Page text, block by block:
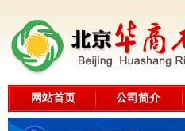
网站首页 公司简介